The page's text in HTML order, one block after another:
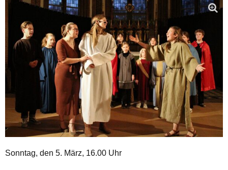
Sonntag, den 5. März, 16.00 Uhr